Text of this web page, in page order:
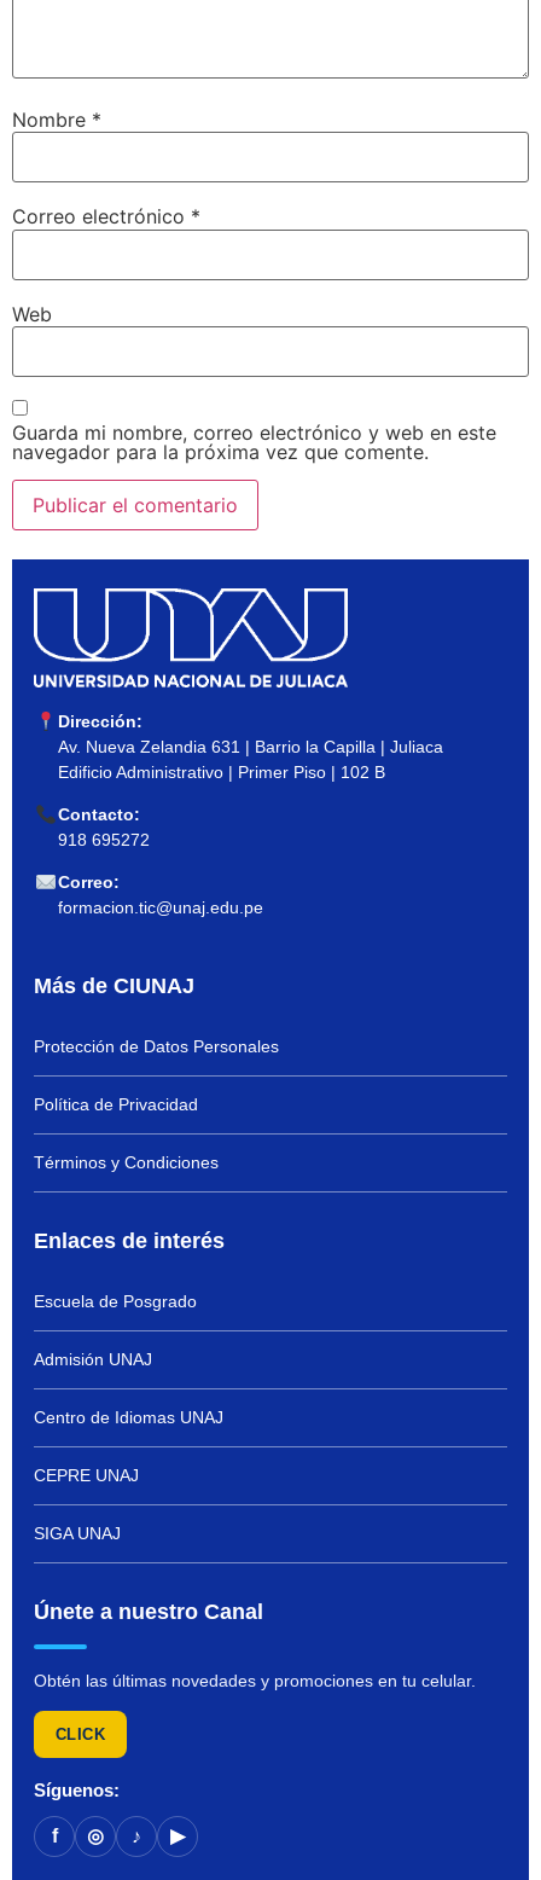
Nombre *
Correo electrónico *
Web
Guarda mi nombre, correo electrónico y web en este
navegador para la próxima vez que comente.
Dirección:
Av. Nueva Zelandia 631 | Barrio la Capilla | Juliaca
Edificio Administrativo | Primer Piso | 102 B
Contacto:
918 695272
Correo:
formacion.tic@unaj.edu.pe
Más de CIUNAJ
Protección de Datos Personales
Política de Privacidad
Términos y Condiciones
Enlaces de interés
Escuela de Posgrado
Admisión UNAJ
Centro de Idiomas UNAJ
CEPRE UNAJ
SIGA UNAJ
Únete a nuestro Canal
Obtén las últimas novedades y promociones en tu celular.
CLICK
Síguenos:
f ◎ ♪ ▶